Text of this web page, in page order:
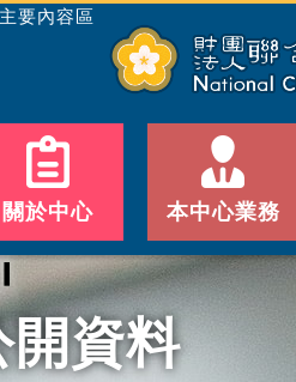
要內容區
關於中心 本中心業務
開資料